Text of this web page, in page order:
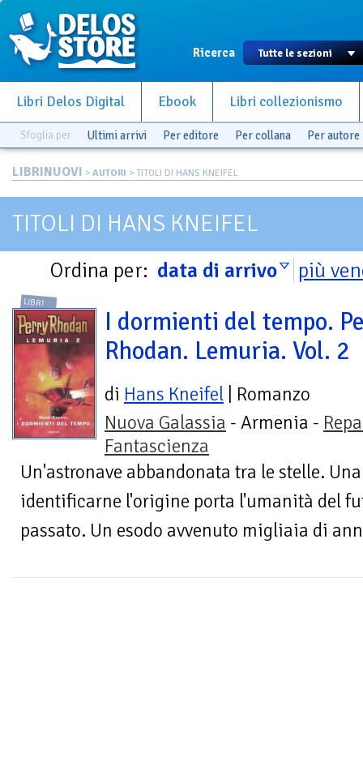
Ricerca
Libri Delos Digital Ebook Libri collezionismo
Sfoglia per Ultimi arrivi Per editore Per collana Per autore
LIBRINUOVI > AUTORI > TITOLI DI HANS KNEIFEL
TITOLI DI HANS KNEIFEL
Ordina per: data di arrivo più
LIBRI
I dormienti del tempo.
Rhodan. Lemuria. Vol. 2
di Hans Kneifel | Romanzo
Nuova Galassia - Armenia -
Fantascienza
Un'astronave abbandonata tra le stelle.
identificarne l'origine porta l'umanità del
passato. Un esodo avvenuto migliaia di